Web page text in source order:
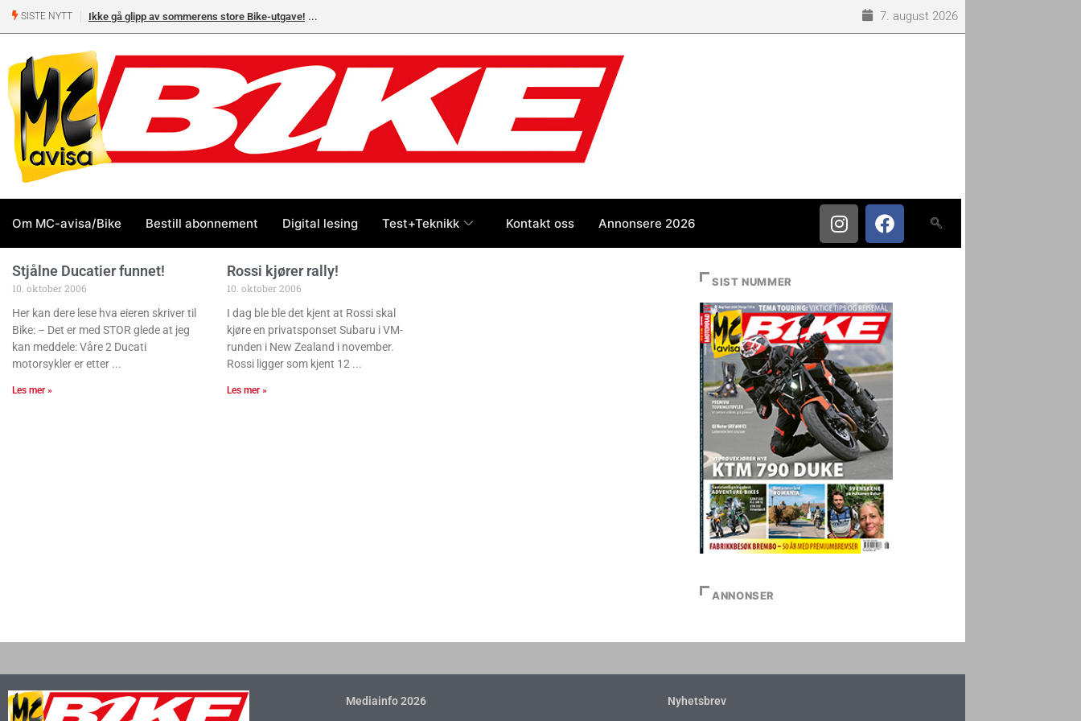
SISTE NYTT Ikke gå glipp av sommerens store Bike-utgave! 7. august 2026
Om MC-avisa/Bike Bestill abonnement Digital lesing Test+Teknikk Kontakt oss Annonsere 2026
Stjålne Ducatier funnet!
10. oktober 2006
Her kan dere lese hva eieren skriver til
Bike: – Det er med STOR glede at jeg
kan meddele: Våre 2 Ducati
motorsykler er etter
Les mer »
Rossi kjører rally!
10. oktober 2006
I dag ble ble det kjent at Rossi skal
kjøre en privatsponset Subaru i VM-
runden i New Zealand i november.
Rossi ligger som kjent 12
Les mer »
SIST NUMMER
ANNONSER
Mediainfo 2026 Nyhetsbrev